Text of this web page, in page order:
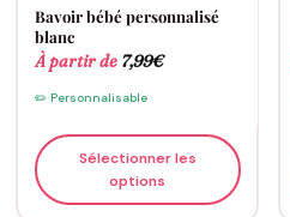
Bavoir bébé personnalisé
blanc
À partir de 7,99€
✏️ Personnalisable
Sélectionner les
options